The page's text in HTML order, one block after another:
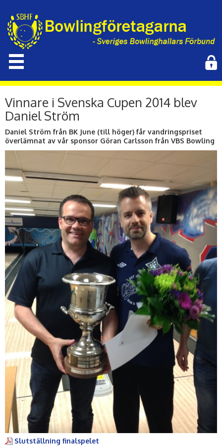
Vinnare i Svenska Cupen 2014 blev
Daniel Ström
Daniel Ström från BK June (till höger) får vandringspriset
överlämnat av vår sponsor Göran Carlsson från VBS Bowling
Slutställning finalspelet